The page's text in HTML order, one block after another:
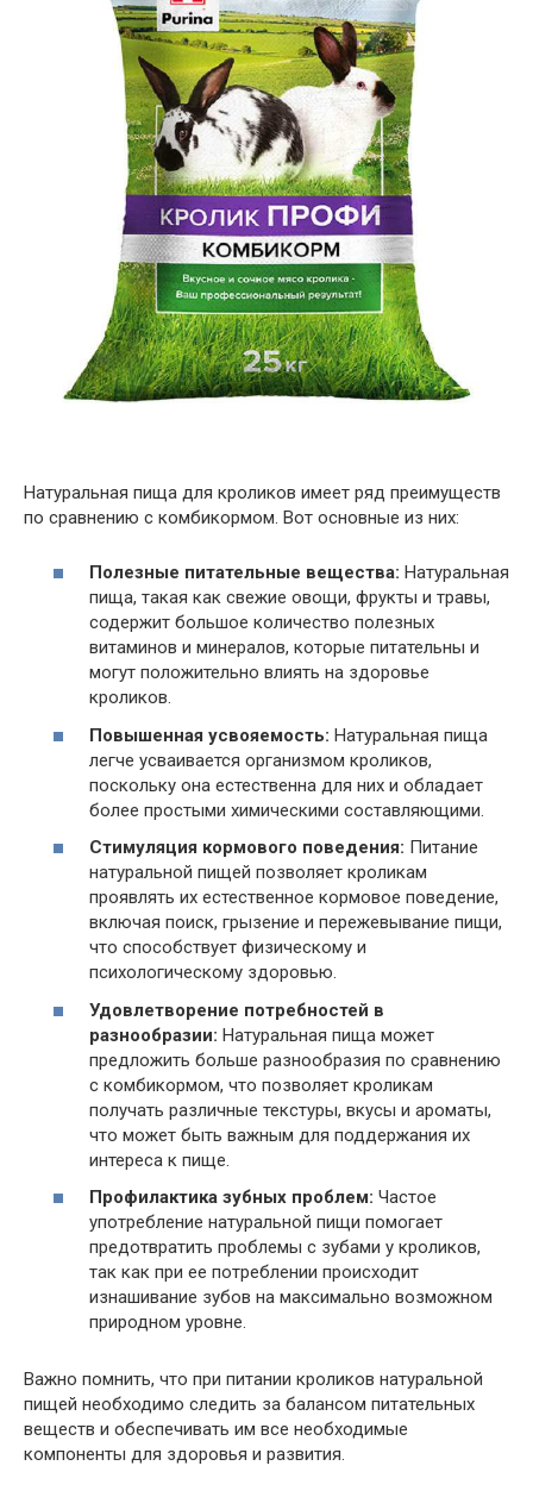
Натуральная пища для кроликов имеет ряд преимуществ
по сравнению с комбикормом. Вот основные из них:
Полезные питательные вещества: Натуральная
пища, такая как свежие овощи, фрукты и травы,
содержит большое количество полезных
витаминов и минералов, которые питательны и
могут положительно влиять на здоровье
кроликов.
Повышенная усвояемость: Натуральная пища
легче усваивается организмом кроликов,
поскольку она естественна для них и обладает
более простыми химическими составляющими.
Стимуляция кормового поведения: Питание
натуральной пищей позволяет кроликам
проявлять их естественное кормовое поведение,
включая поиск, грызение и пережевывание пищи,
что способствует физическому и
психологическому здоровью.
Удовлетворение потребностей в
разнообразии: Натуральная пища может
предложить больше разнообразия по сравнению
с комбикормом, что позволяет кроликам
получать различные текстуры, вкусы и ароматы,
что может быть важным для поддержания их
интереса к пище.
Профилактика зубных проблем: Частое
употребление натуральной пищи помогает
предотвратить проблемы с зубами у кроликов,
так как при ее потреблении происходит
изнашивание зубов на максимально возможном
природном уровне.
Важно помнить, что при питании кроликов натуральной
пищей необходимо следить за балансом питательных
веществ и обеспечивать им все необходимые
компоненты для здоровья и развития.